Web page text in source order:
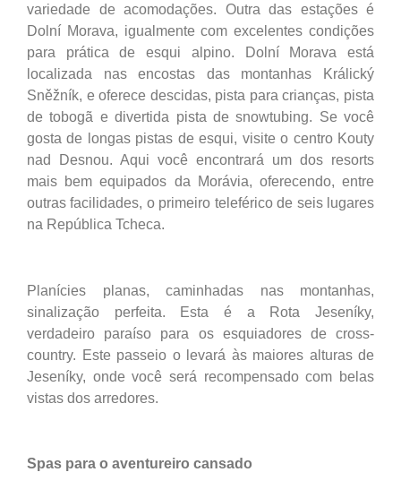
variedade de acomodações. Outra das estações é
Dolní Morava, igualmente com excelentes condições
para prática de esqui alpino. Dolní Morava está
localizada nas encostas das montanhas Králický
Sněžník, e oferece descidas, pista para crianças, pista
de tobogã e divertida pista de snowtubing. Se você
gosta de longas pistas de esqui, visite o centro Kouty
nad Desnou. Aqui você encontrará um dos resorts
mais bem equipados da Morávia, oferecendo, entre
outras facilidades, o primeiro teleférico de seis lugares
na República Tcheca.
Planícies planas, caminhadas nas montanhas,
sinalização perfeita. Esta é a Rota Jeseníky,
verdadeiro paraíso para os esquiadores de cross-
country. Este passeio o levará às maiores alturas de
Jeseníky, onde você será recompensado com belas
vistas dos arredores.
Spas para o aventureiro cansado